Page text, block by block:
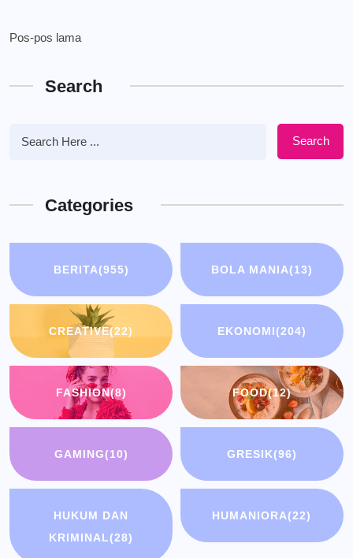
Navigasi
Pos-pos lama
Search
Search
Categories
BERITA(955) BOLA MANIA(13)
CREATIVE(22) EKONOMI(204)
FASHION(8) FOOD(12)
GAMING(10) GRESIK(96)
HUKUM DAN
KRIMINAL(28)
HUMANIORA(22)